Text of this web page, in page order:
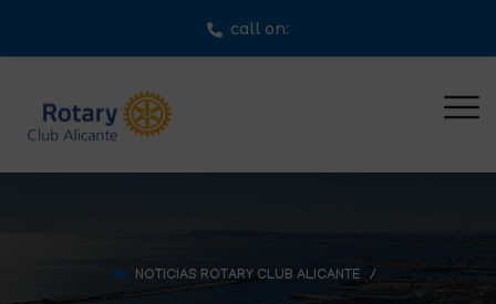
call on:
NOTICIAS ROTARY CLUB ALICANTE /